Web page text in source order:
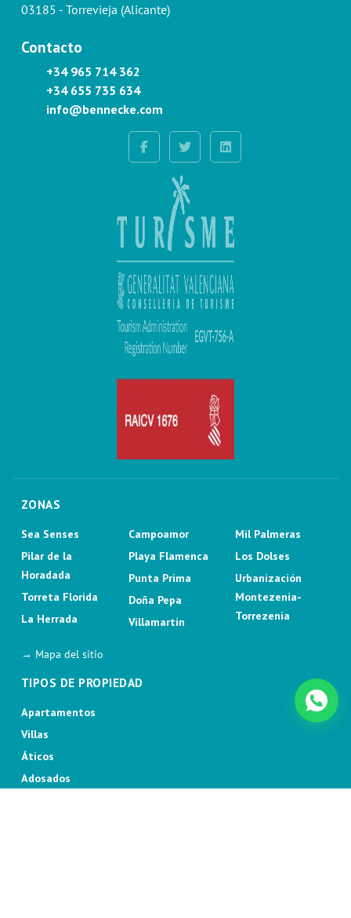
03185 - Torrevieja (Alicante)
Contacto
+34 965 714 362
+34 655 735 634
info@bennecke.com
ZONAS
Sea Senses
Pilar de la
Horadada
Torreta Florida
La Herrada
Campoamor
Playa Flamenca
Punta Prima
Doña Pepa
Villamartin
Mil Palmeras
Los Dolses
Urbanización
Montezenia-
Torrezenia
→ Mapa del sitio
TIPOS DE PROPIEDAD
Apartamentos
Villas
Áticos
Adosados